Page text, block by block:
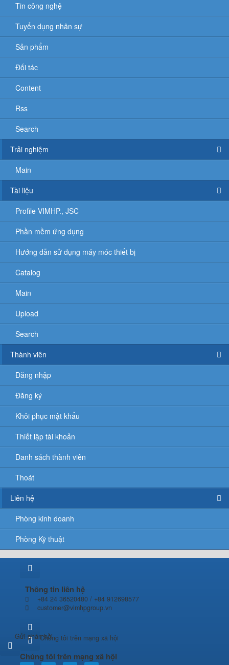
Thông tin liên hệ
+84 24 36520480 / +84 912698577
customer@vimhpgroup.vn
Gửi phản hồiChúng tôi trên mạng xã hội
Chúng tôi trên mạng xã hội
Tin công nghệ
Tuyển dụng nhân sự
Sản phẩm
Đối tác
Content
Rss
Search
Trải nghiệm
Main
Tài liệu
Profile VIMHP., JSC
Phần mềm ứng dụng
Hướng dẫn sử dụng máy móc thiết bị
Catalog
Main
Upload
Search
Thành viên
Đăng nhập
Đăng ký
Khôi phục mật khẩu
Thiết lập tài khoản
Danh sách thành viên
Thoát
Liên hệ
Phòng kinh doanh
Phòng Kỹ thuật